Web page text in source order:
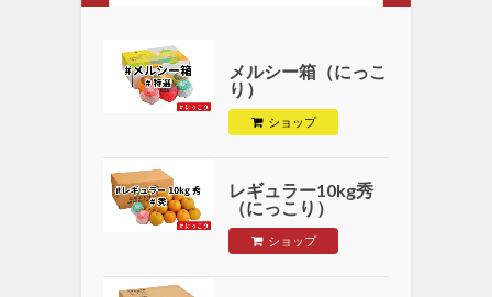
メルシー箱（にっこ
り）
ショップ
レギュラー10kg秀
（にっこり）
ショップ